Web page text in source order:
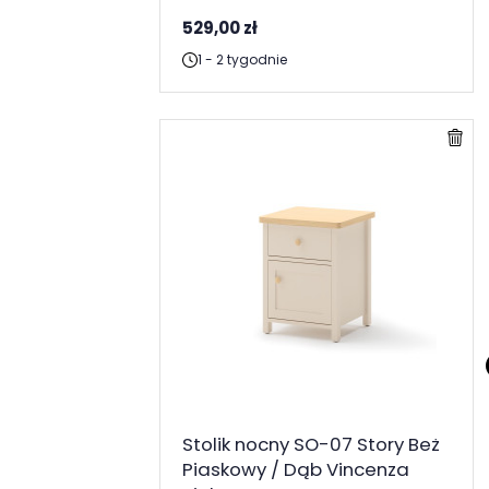
529,00 zł
1 - 2 tygodnie
Stolik nocny SO-07 Story Beż
Piaskowy / Dąb Vincenza